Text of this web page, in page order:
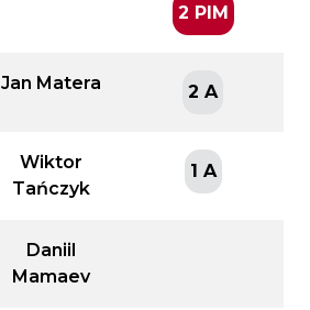
2 PIM
Jan Matera 2 A
Wiktor
Tańczyk
1 A
Daniil
Mamaev